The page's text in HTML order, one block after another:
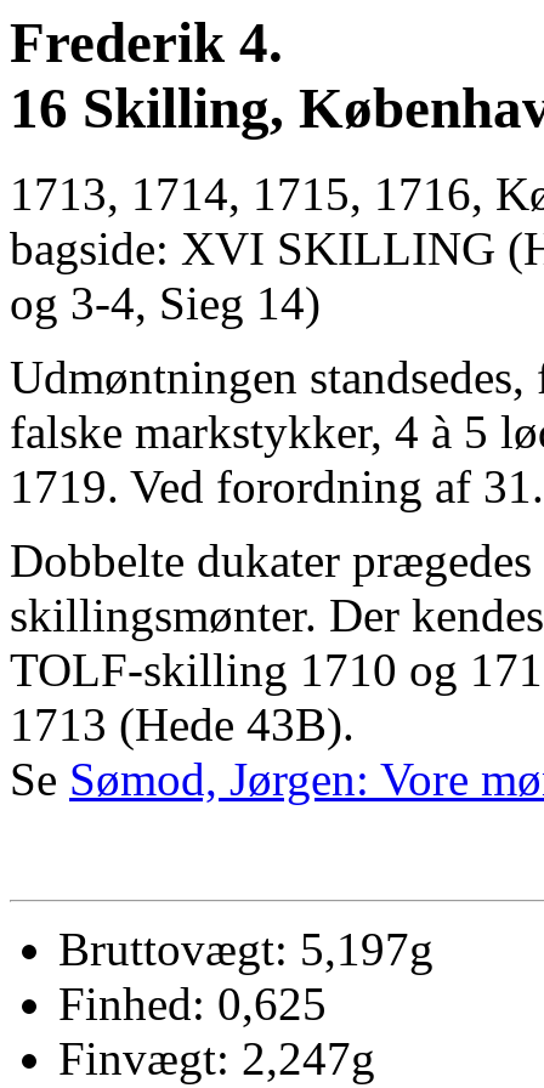
Frederik 4.
16 Skilling,
1713, 1714, 1715, 1716,
bagside: XVI SKILLING
og 3-4, Sieg 14)
Udmøntningen
falske markstykker, 4 à 5
1719. Ved forordning af
Dobbelte dukater
skillingsmønter. Der
TOLF-skilling 1710 og
1713 (Hede 43B).
Se Sømod, Jørgen: Vore
Bruttovægt: 5,197g
Finhed: 0,625
Finvægt: 2,247g